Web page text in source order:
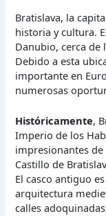
Bratislava, la
historia y cultura.
Danubio, cerca de
Debido a esta
importante en
numerosas
Históricamente,
Imperio de los
impresionantes
Castillo de
El casco antiguo
arquitectura
calles